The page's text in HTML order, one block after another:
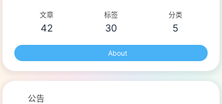
文章
42
标签
30
分类
5
About
公告